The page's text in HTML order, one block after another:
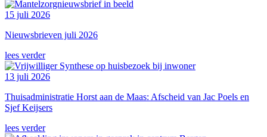
15 juli 2026
Nieuwsbrieven juli 2026
lees verder
13 juli 2026
Thuisadministratie Horst aan de Maas: Afscheid van Jac Poels en
Sjef Keijsers
lees verder